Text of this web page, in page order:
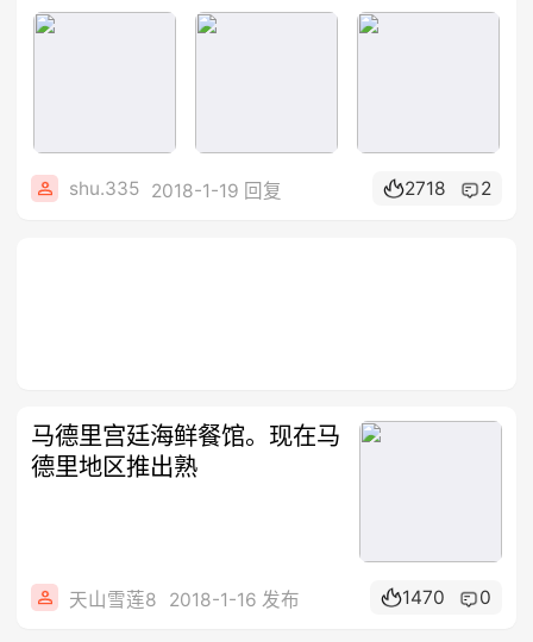
shu.335 2018-1-19 回复 2718 2
马德里宫廷海鲜餐馆。现在马
德里地区推出熟
天山雪莲8 2018-1-16 发布 1470 0